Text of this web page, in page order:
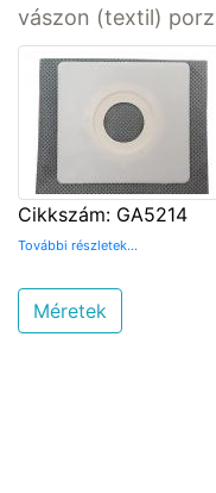
vászon (textil)
Cikkszám: GA5214
További részletek...
Méretek